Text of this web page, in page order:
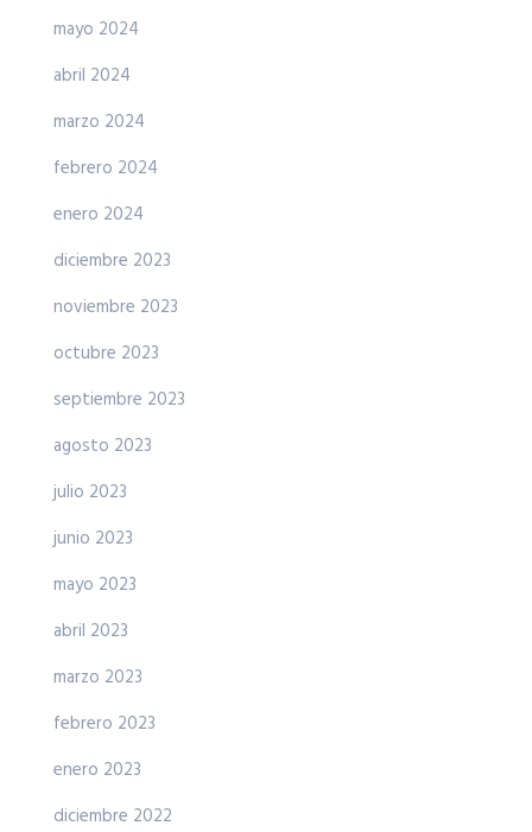
mayo 2024
abril 2024
marzo 2024
febrero 2024
enero 2024
diciembre 2023
noviembre 2023
octubre 2023
septiembre 2023
agosto 2023
julio 2023
junio 2023
mayo 2023
abril 2023
marzo 2023
febrero 2023
enero 2023
diciembre 2022